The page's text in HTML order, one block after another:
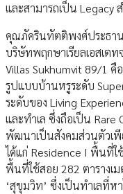
และสามารถเป็น Legacy
คุณภัครินทัตติพงศ์ประธาน
บริษัทพฤกษาเรียลเอสเต
Villas Sukhumvit 89/1 คื
รูปแบบบ้านหรูระดับ
ระดับของ Living
และทำเล ซึ่งถือเป็น
พัฒนาเป็นสังคมส่วนตัวเ
ได้แก่ Residence I พื้นที่ใ
พื้นที่ใช้สอย 282 ตารางเ
‘สุขุมวิท’ ซึ่งเป็นทำเลที่ห